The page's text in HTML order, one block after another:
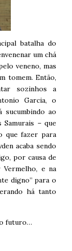
batalha do
um chá
veneno, mas
tomem. Então,
sozinhos a
Garcia, o
sucumbindo ao
Samurais – que
que fazer para
acaba sendo
por causa de
e na
digno” para o
há tanto
futuro…